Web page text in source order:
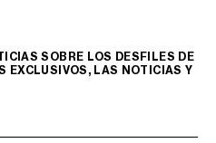
SOBRE LOS DESFILES DE
EXCLUSIVOS, LAS NOTICIAS Y